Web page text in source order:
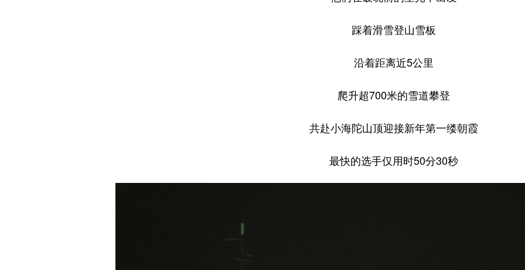
踩着滑雪登山雪板
沿着距离近5公里
爬升超700米的雪道攀登
共赴小海陀山顶迎接新年第一缕朝霞
最快的选手仅用时50分30秒